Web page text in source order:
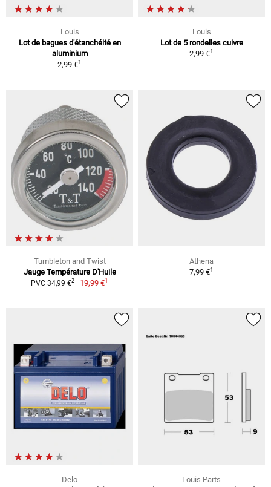
Louis
Lot de bagues d'étanchéité en
aluminium
2,99 €1
Louis
Lot de 5 rondelles cuivre
2,99 €1
Tumbleton and Twist
Jauge Température D'Huile
PVC 34,99 €2 19,99 €1
Athena
7,99 €1
Delo
Louis Parts